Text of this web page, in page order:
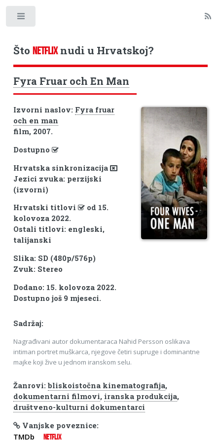
Što NETFLIXnudi u Hrvatskoj?
Fyra Fruar och En Man
Izvorni naslov: Fyra fruar
och en man
film, 2007.
Dostupno
Hrvatska sinkronizacija
Jezici zvuka: perzijski
(izvorni)
Hrvatski titlovi
od 15.
kolovoza 2022.
Ostali titlovi: engleski,
talijanski
Slika: SD (480p/576p)
Zvuk: Stereo
Dodano: 15. kolovoza 2022.
Dostupno još 9 mjeseci.
Sadržaj:
Nagrađivani autor dokumentaraca Nahid Persson oslikava
intiman portret muškarca, njegove četiri supruge i dominantne
majke koji žive u jednom iranskom selu.
Žanrovi: bliskoistočna kinematografija,
dokumentarni filmovi, iranska produkcija,
društveno-kulturni dokumentarci
Vanjske poveznice:
TMDb NETFLIX